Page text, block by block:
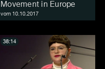
Movement in Europe
vom 10.10.2017
38:14